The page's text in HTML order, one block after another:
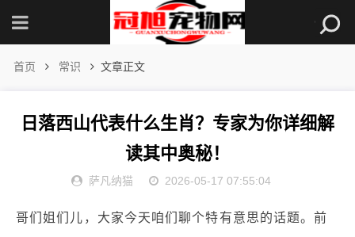
首页 常识 文章正文
日落西山代表什么生肖？专家为你详细解
读其中奥秘！
萨凡纳猫 2026-05-17 07:55:04
哥们姐们儿，大家今天咱们聊个特有意思的话题。前